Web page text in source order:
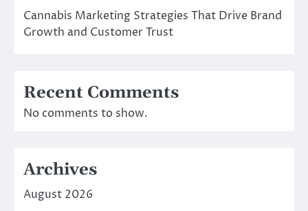
Cannabis Marketing Strategies That Drive Brand
Growth and Customer Trust
Recent Comments
No comments to show.
Archives
August 2026